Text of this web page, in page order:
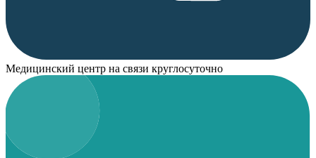
Медицинский центр на связи круглосуточно